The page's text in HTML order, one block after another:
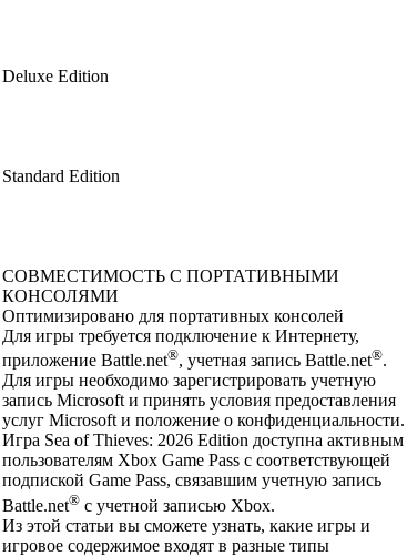
Deluxe Edition
Standard Edition
Available actions
СОВМЕСТИМОСТЬ С ПОРТАТИВНЫМИ
КОНСОЛЯМИ
Оптимизировано для портативных консолей
Для игры требуется подключение к Интернету,
приложение Battle.net®, учетная запись Battle.net®.
Для игры необходимо зарегистрировать учетную
запись Microsoft и принять условия предоставления
услуг Microsoft и положение о конфиденциальности.
Игра Sea of Thieves: 2026 Edition доступна активным
пользователям Xbox Game Pass с соответствующей
подпиской Game Pass, связавшим учетную запись
Battle.net® с учетной записью Xbox.
Из этой статьи вы сможете узнать, какие игры и
игровое содержимое входят в разные типы